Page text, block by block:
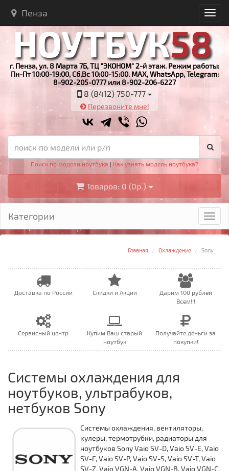
Пенза
г. Пенза, ул. 8 Марта 7Б, ТЦ "ЭКОНОМ" 2-й этаж. Режим работы:
Пн-Пт 10:00-19:00, Сб,Вс 10:00-15:00. MAX, WhatsApp, Telegram:
8-902-205-0777 или 8-902-206-6227
8 (8412) 750-777
Перезвоните мне!
Поиск по модели ноутбука | Как узнать модель ноутбука?
Товаров: 0 (0р.)
Категории
Главная Охлаждение Sony
Доставка по России Скидки и Акции
Дарим 100 рублей
Всем!!!
Сервисный центр
Купим Ваш старый
ноутбук
Получайте деньги за
покупки!
Системы охлаждения для
ноутбуков, ультрабуков,
нетбуков Sony
Системы охлаждения, вентиляторы,
кулеры, термотрубки, радиаторы для
ноутбуков Sony Vaio SV-D, Vaio SV-E, Vaio
SV-F, Vaio SV-P, Vaio SV-S, Vaio SV-T, Vaio
SV-Z, Vaio VGN-A, Vaio VGN-B, Vaio VGN-C,